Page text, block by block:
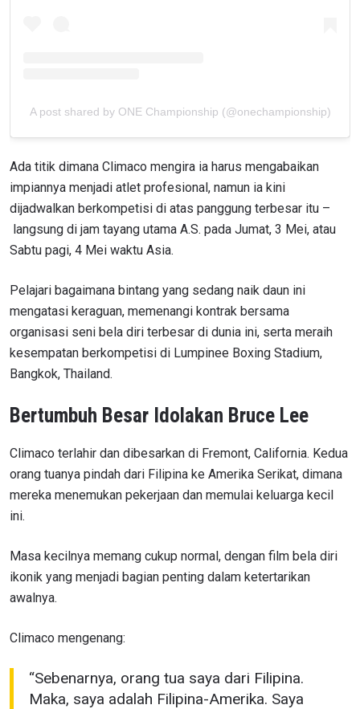
A post shared by ONE Championship (@onechampionship)
Ada titik dimana Climaco mengira ia harus mengabaikan
impiannya menjadi atlet profesional, namun ia kini
dijadwalkan berkompetisi di atas panggung terbesar itu –
langsung di jam tayang utama A.S. pada Jumat, 3 Mei, atau
Sabtu pagi, 4 Mei waktu Asia.
Pelajari bagaimana bintang yang sedang naik daun ini
mengatasi keraguan, memenangi kontrak bersama
organisasi seni bela diri terbesar di dunia ini, serta meraih
kesempatan berkompetisi di Lumpinee Boxing Stadium,
Bangkok, Thailand.
Bertumbuh Besar Idolakan Bruce Lee
Climaco terlahir dan dibesarkan di Fremont, California. Kedua
orang tuanya pindah dari Filipina ke Amerika Serikat, dimana
mereka menemukan pekerjaan dan memulai keluarga kecil
ini.
Masa kecilnya memang cukup normal, dengan film bela diri
ikonik yang menjadi bagian penting dalam ketertarikan
awalnya.
Climaco mengenang:
“Sebenarnya, orang tua saya dari Filipina.
Maka, saya adalah Filipina-Amerika. Saya